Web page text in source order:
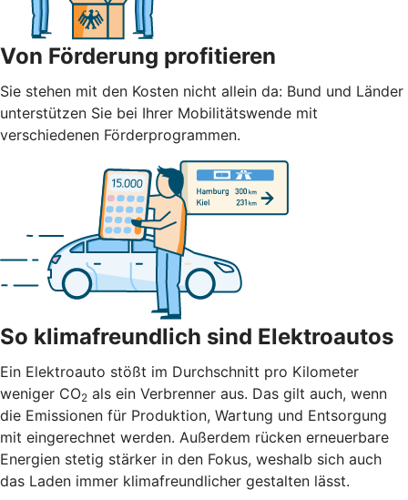
Von Förderung profitieren
Sie stehen mit den Kosten nicht allein da: Bund und Länder
unterstützen Sie bei Ihrer Mobilitätswende mit
verschiedenen Förderprogrammen.
So klimafreundlich sind Elektroautos
Ein Elektroauto stößt im Durchschnitt pro Kilometer
weniger CO2 als ein Verbrenner aus. Das gilt auch, wenn
die Emissionen für Produktion, Wartung und Entsorgung
mit eingerechnet werden. Außerdem rücken erneuerbare
Energien stetig stärker in den Fokus, weshalb sich auch
das Laden immer klimafreundlicher gestalten lässt.